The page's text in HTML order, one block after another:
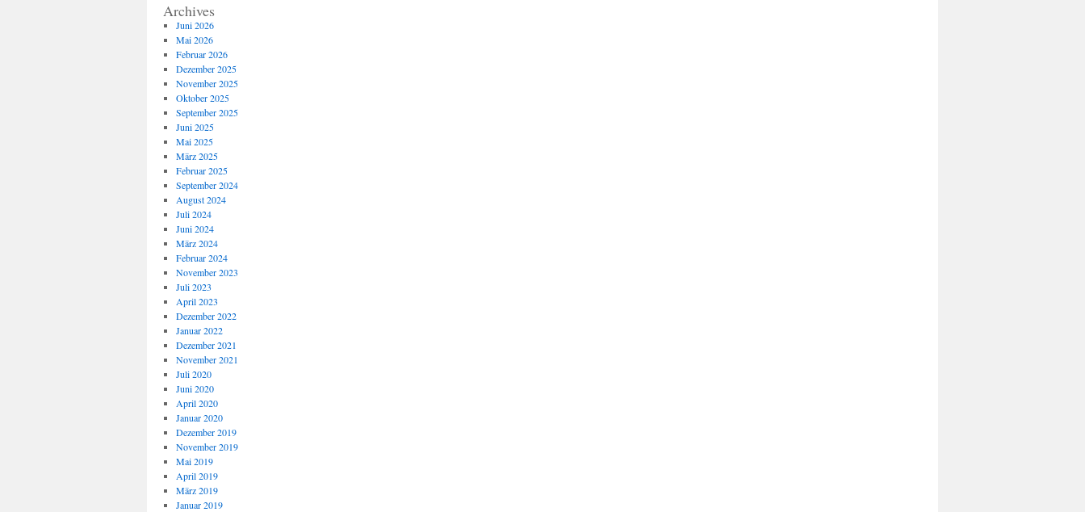
Archives
Juni 2026
Mai 2026
Februar 2026
Dezember 2025
November 2025
Oktober 2025
September 2025
Juni 2025
Mai 2025
März 2025
Februar 2025
September 2024
August 2024
Juli 2024
Juni 2024
März 2024
Februar 2024
November 2023
Juli 2023
April 2023
Dezember 2022
Januar 2022
Dezember 2021
November 2021
Juli 2020
Juni 2020
April 2020
Januar 2020
Dezember 2019
November 2019
Mai 2019
April 2019
März 2019
Januar 2019